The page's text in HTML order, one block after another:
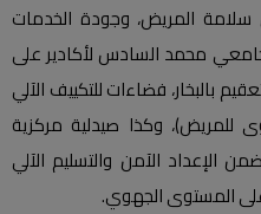
المريض، وجودة الخدمات
محمد السادس لأكادير على
بالبخار، فضاءات للتكييف الآلي
وكذا صيدلية مركزية
الإعداد الآمن والتسليم الآلي
المستوى الجهوي.